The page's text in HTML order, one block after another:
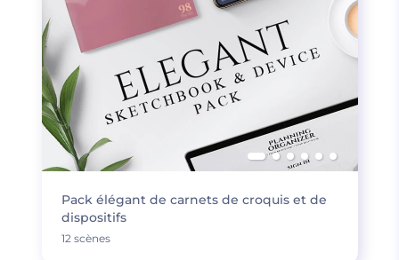
Pack élégant de carnets de croquis et de
dispositifs
12 scènes